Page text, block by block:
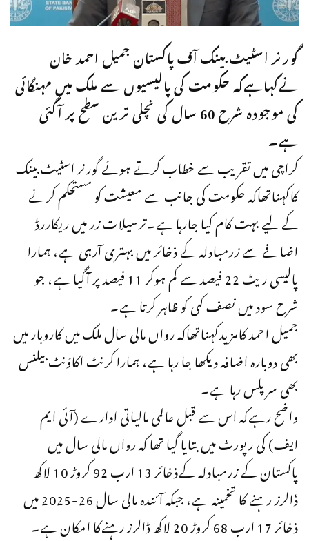
گورنر اسٹیٹ بینک آف پاکستان جمیل احمد خان
نےکہاہےکہ حکومت کی پالیسیوں سے ملک میں مہنگائی
کی موجودہ شرح 60 سال کی نچلی ترین سطح پر آگئی
ہے۔
کراچی میں تقریب سے خطاب کرتے ہوئے گورنر اسٹیٹ بینک
کاکہناتھاکہ حکومت کی جانب سے معیشت کو مستحکم کرنے
کے لیے بہت کام کیا جارہا ہے۔ترسیلات زر میں ریکاررڈ
اضافے سے زرمبادلہ کے ذخائر میں بہتری آرہی ہے، ہمارا
پالیسی ریٹ 22 فیصد سے کم ہوکر 11 فیصد پر آگیا ہے، جو
شرح سود میں نصف کمی کو ظاہر کرتا ہے۔
جمیل احمد کامزیدکہناتھاکہ رواں مالی سال ملک میں کاروبار میں
بھی دوبارہ اضافہ دیکھا جا رہا ہے، ہمارا کرنٹ اکاؤنٹ بیلنس
بھی سرپلس رہا ہے۔
واضح رہےکہ اس سے قبل عالمی مالیاتی ادارے (آئی ایم
ایف) کی رپورٹ میں بتایا گیا تھا کہ رواں مالی سال میں
پاکستان کے زرمبادلہ کےذخائر 13 ارب 92 کروڑ 10 لاکھ
ڈالرز رہنے کا تخمینہ ہے، جبکہ آئندہ مالی سال 26-2025 میں
ذخائر 17 ارب 68 کروڑ 20 لاکھ ڈالرز رہنےکا امکان ہے۔